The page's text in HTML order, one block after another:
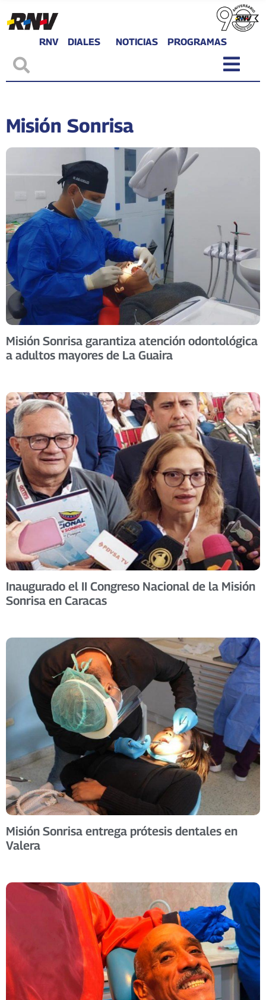
RNV DIALES NOTICIAS PROGRAMAS
Misión Sonrisa
Misión Sonrisa garantiza atención odontológica
a adultos mayores de La Guaira
Inaugurado el II Congreso Nacional de la Misión
Sonrisa en Caracas
Misión Sonrisa entrega prótesis dentales en
Valera